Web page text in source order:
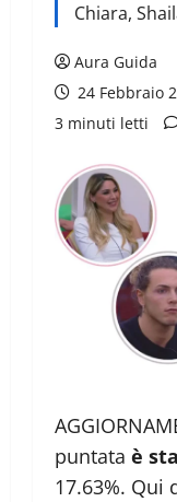
Chiara,
Aura Guida
24 Febbraio
3 minuti letti
puntata è
17.63%. Qui